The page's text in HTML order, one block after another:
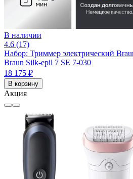
В наличии
4.6 (17)
Набор: Триммер электрический
Braun Silk-epil 7 SE 7-030
18 175 ₽
В корзину
Акция